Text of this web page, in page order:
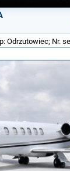
Odrzutowiec; Nr.